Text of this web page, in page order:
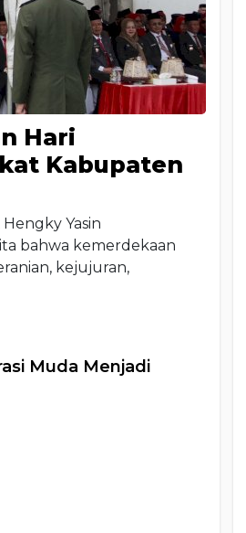
Hari
Kabupaten
Yasin
bahwa kemerdekaan
kejujuran,
Muda Menjadi